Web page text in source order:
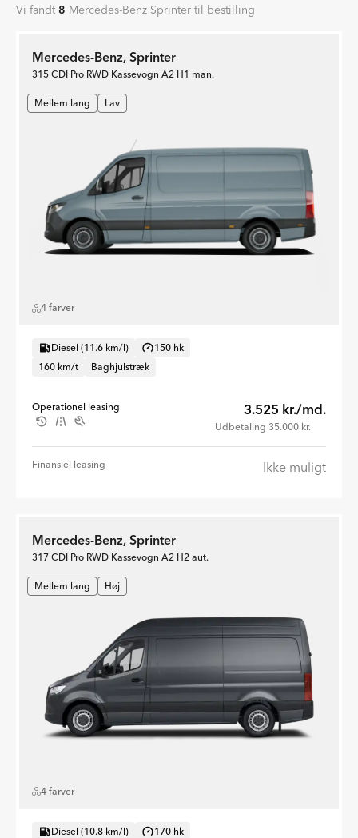
Vi fandt 8 Mercedes-Benz Sprinter til bestilling
Mercedes-Benz, Sprinter
315 CDI Pro RWD Kassevogn A2 H1 man.
Mellem lang Lav
4 farver
Diesel (11.6 km/l)
150 hk
160 km/t
Baghjulstræk
Operationel leasing 3.525 kr./md.
Udbetaling 35.000 kr.
Finansiel leasing Ikke muligt
Mercedes-Benz, Sprinter
317 CDI Pro RWD Kassevogn A2 H2 aut.
Mellem lang Høj
4 farver
Diesel (10.8 km/l)
170 hk